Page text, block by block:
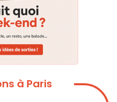
à Paris